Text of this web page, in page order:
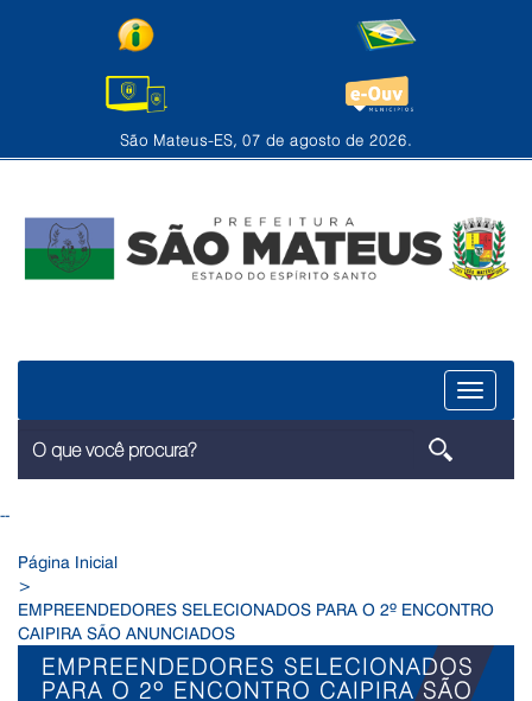
São Mateus-ES, 07 de agosto de 2026.
Menu
--
Página Inicial
>
EMPREENDEDORES SELECIONADOS PARA O 2º ENCONTRO
CAIPIRA SÃO ANUNCIADOS
EMPREENDEDORES SELECIONADOS
PARA O 2º ENCONTRO CAIPIRA SÃO